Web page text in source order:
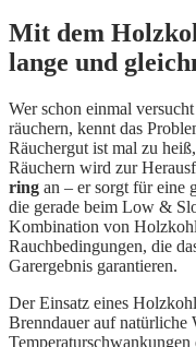
Mit dem
lange und
Wer schon einmal
räuchern, kennt das
Räuchergut ist mal zu
Räuchern wird zur
ring an – er sorgt für eine
die gerade beim Low &
Kombination von
Rauchbedingungen, die
Garergebnis garantieren.
Der Einsatz eines
Brenndauer auf natürliche